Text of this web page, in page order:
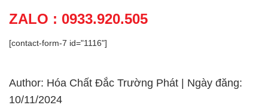
ZALO : 0933.920.505
[contact-form-7 id="1116"]
Author: Hóa Chất Đắc Trường Phát | Ngày đăng:
10/11/2024